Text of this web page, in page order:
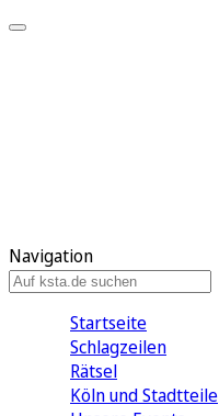
Navigation
Startseite
Schlagzeilen
Rätsel
Köln und Stadtteile